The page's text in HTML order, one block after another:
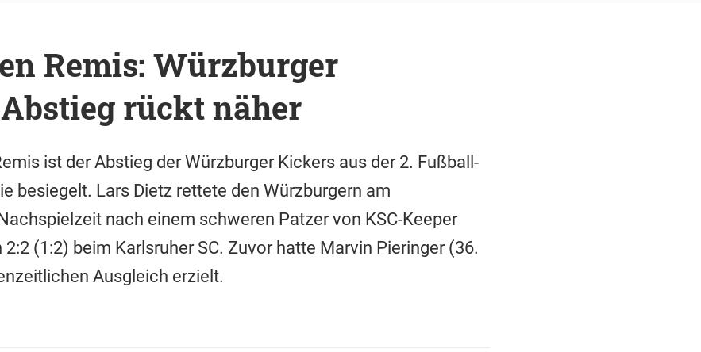
Remis: Würzburger
rückt näher
ist der Abstieg der Würzburger Kickers aus der 2. Fußball-
besiegelt. Lars Dietz rettete den Würzburgern am
nach einem schweren Patzer von KSC-Keeper
(1:2) beim Karlsruher SC. Zuvor hatte Marvin Pieringer (36.
Ausgleich erzielt.